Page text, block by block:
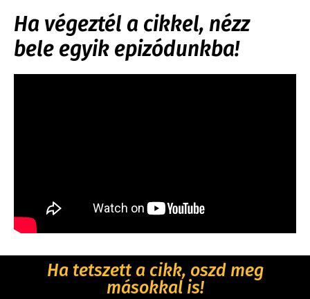
Ha végeztél a cikkel, nézz
bele egyik epizódunkba!
Ha tetszett a cikk, oszd meg
másokkal is!